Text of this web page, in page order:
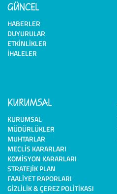
GÜNCEL
HABERLER
DUYURULAR
ETKINLIKLER
İHALELER
KURUMSAL
KURUMSAL
MÜDÜRLÜKLER
MUHTARLAR
MECLIS KARARLARI
KOMISYON KARARLARI
STRATEJIK PLAN
FAALIYET RAPORLARI
GIZLILIK & ÇEREZ POLITIKASI